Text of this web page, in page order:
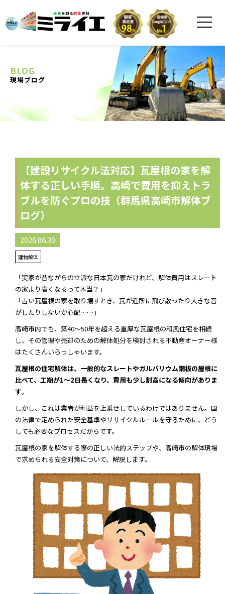
BLOG
現場ブログ
【建設リサイクル法対応】瓦屋根の家を解
体する正しい手順。高崎で費用を抑えトラ
ブルを防ぐプロの技（群馬県高崎市解体ブ
ログ）
2026.06.30
建物解体
「実家が昔ながらの立派な日本瓦の家だけれど、解体費用はスレート
の家より高くなるって本当？」
「古い瓦屋根の家を取り壊すとき、瓦が近所に飛び散ったり大きな音
がしたりしないか心配……」
高崎市内でも、築40〜50年を超える重厚な瓦屋根の和風住宅を相続
し、その管理や売却のための解体処分を検討される不動産オーナー様
はたくさんいらっしゃいます。
瓦屋根の住宅解体は、一般的なスレートやガルバリウム鋼板の屋根に
比べて、工期が1〜2日長くなり、費用も少し割高になる傾向がありま
す。
しかし、これは業者が利益を上乗せしているわけではありません。国
の法律で定められた安全基準やリサイクルルールを守るために、どう
しても必要なプロセスだからです。
瓦屋根の家を解体する際の正しい法的ステップや、高崎市の解体現場
で求められる安全対策について、解説します。